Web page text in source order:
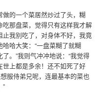
的一个菜居然炒过了头，糊
那盘菜，觉得只有这样我才解
我别吃了，对身体不好，我竟
哈大笑：“一盘菜糊了就糊
。”我则气冲冲地说：“我觉得
上都是多余！还不如死了好
服侍弟兄呢，连最基本的菜也